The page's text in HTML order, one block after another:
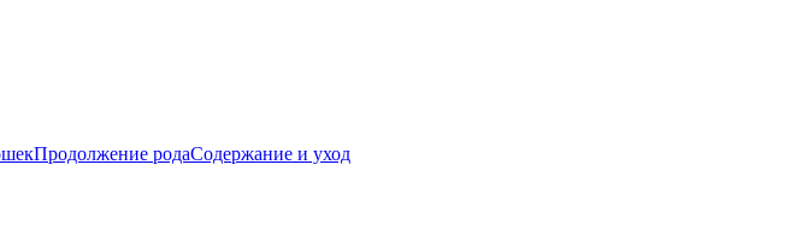
Продолжение родаСодержание и уход